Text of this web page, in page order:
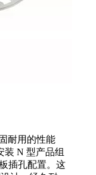
耐用的性能
装 N 型产品组
插孔配置。这